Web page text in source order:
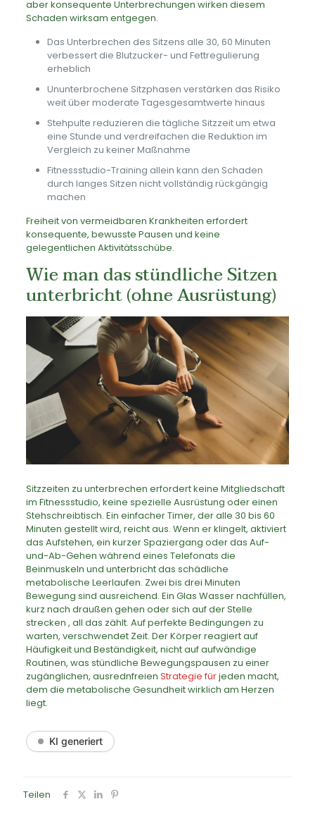
aber konsequente Unterbrechungen wirken diesem
Schaden wirksam entgegen.
Das Unterbrechen des Sitzens alle 30, 60 Minuten
verbessert die Blutzucker- und Fettregulierung
erheblich
Ununterbrochene Sitzphasen verstärken das Risiko
weit über moderate Tagesgesamtwerte hinaus
Stehpulte reduzieren die tägliche Sitzzeit um etwa
eine Stunde und verdreifachen die Reduktion im
Vergleich zu keiner Maßnahme
Fitnessstudio-Training allein kann den Schaden
durch langes Sitzen nicht vollständig rückgängig
machen
Freiheit von vermeidbaren Krankheiten erfordert
konsequente, bewusste Pausen und keine
gelegentlichen Aktivitätsschübe.
Wie man das stündliche Sitzen
unterbricht (ohne Ausrüstung)
Sitzzeiten zu unterbrechen erfordert keine Mitgliedschaft
im Fitnessstudio, keine spezielle Ausrüstung oder einen
Stehschreibtisch. Ein einfacher Timer, der alle 30 bis 60
Minuten gestellt wird, reicht aus. Wenn er klingelt, aktiviert
das Aufstehen, ein kurzer Spaziergang oder das Auf-
und-Ab-Gehen während eines Telefonats die
Beinmuskeln und unterbricht das schädliche
metabolische Leerlaufen. Zwei bis drei Minuten
Bewegung sind ausreichend. Ein Glas Wasser nachfüllen,
kurz nach draußen gehen oder sich auf der Stelle
strecken , all das zählt. Auf perfekte Bedingungen zu
warten, verschwendet Zeit. Der Körper reagiert auf
Häufigkeit und Beständigkeit, nicht auf aufwändige
Routinen, was stündliche Bewegungspausen zu einer
zugänglichen, ausrednfreien Strategie fürjeden macht,
dem die metabolische Gesundheit wirklich am Herzen
liegt.
KI generiert
Teilen